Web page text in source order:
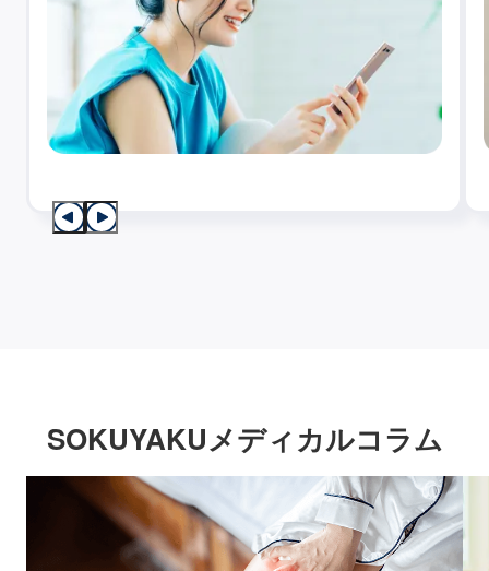
SOKUYAKUメディカルコラム